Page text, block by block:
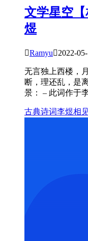
文学星空
煜
Ramyu2022-
无言独上西楼，
断，理还乱，是
景： – 此词作于
古典诗词李煜相